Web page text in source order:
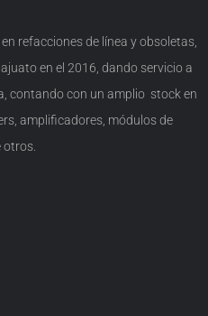
refacciones de línea y obsoletas,
en el 2016, dando servicio a
contando con un amplio stock en
amplificadores, módulos de